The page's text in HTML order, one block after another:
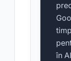
în